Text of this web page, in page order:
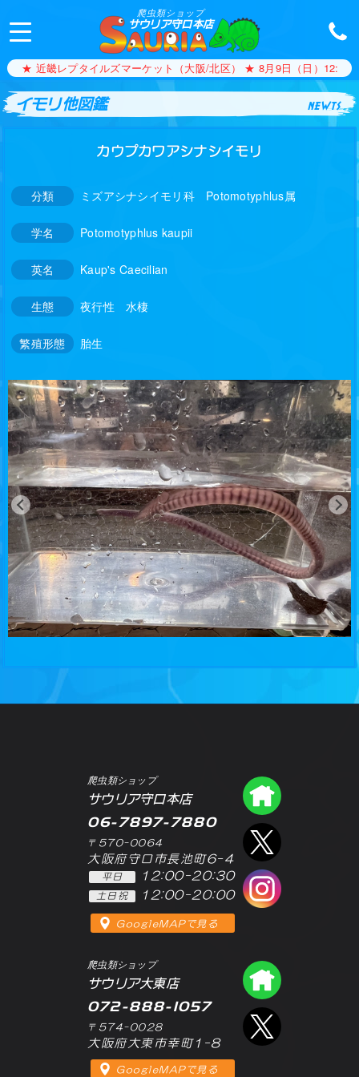
爬虫類ショップ
サウリア守口本店
★ 近畿レプタイルズマーケット（大阪/北区） ★ 8月9日（日）12:00
イモリ他図鑑 newts
カウプカワアシナシイモリ
分類 ミズアシナシイモリ科 Potomotyphlus属
学名 Potomotyphlus kaupii
英名 Kaup's Caecilian
生態 夜行性 水棲
繁殖形態 胎生
爬虫類ショップ
サウリア守口本店
06-7897-7880
〒570-0064
大阪府守口市長池町6-4
平日 12:00-20:30
土日祝 12:00-20:00
GoogleMAPで見る
爬虫類ショップ
サウリア大東店
072-888-1057
〒574-0028
大阪府大東市幸町1-8
GoogleMAPで見る